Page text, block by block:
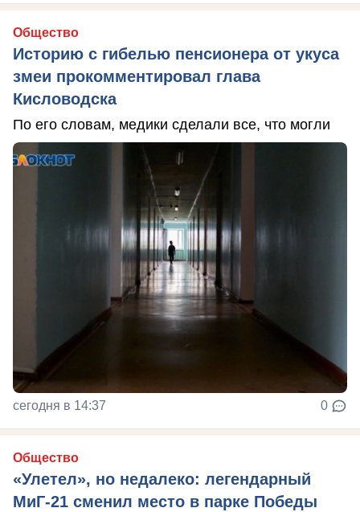
Общество
Историю с гибелью пенсионера от укуса
змеи прокомментировал глава
Кисловодска
По его словам, медики сделали все, что могли
сегодня в 14:37 0
Общество
«Улетел», но недалеко: легендарный
МиГ-21 сменил место в парке Победы